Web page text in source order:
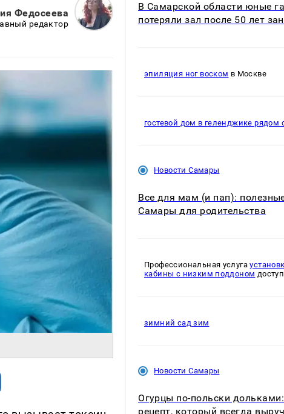
Федосеева
редактор
В Самарской области юные
потеряли зал после 50 лет
эпиляция ног воском в Москве
гостевой дом в геленджике рядом
Новости Самары
Все для мам (и пап):
Самары для родительства
Профессиональная услуга
кабины с низким поддоном
зимний сад зим
Новости Самары
Огурцы по‑польски
рецепт, который всегда